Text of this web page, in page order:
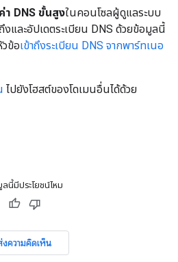
า DNS ขั้นสูงในคอนโซลผู้ดูแลระบบ
งและอัปเดตระเบียน DNS ด้วยข้อมูลนี้
วข้อเข้าถึงระเบียน DNS จากพาร์ทเนอ
ไปยังโฮสต์ของโดเมนอื่นได้ด้วย
นี้มีประโยชน์ไหม
งความคิดเห็น